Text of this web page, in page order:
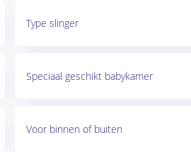
Type slinger
Speciaal geschikt babykamer
Voor binnen of buiten